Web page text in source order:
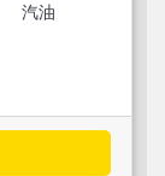
汽油